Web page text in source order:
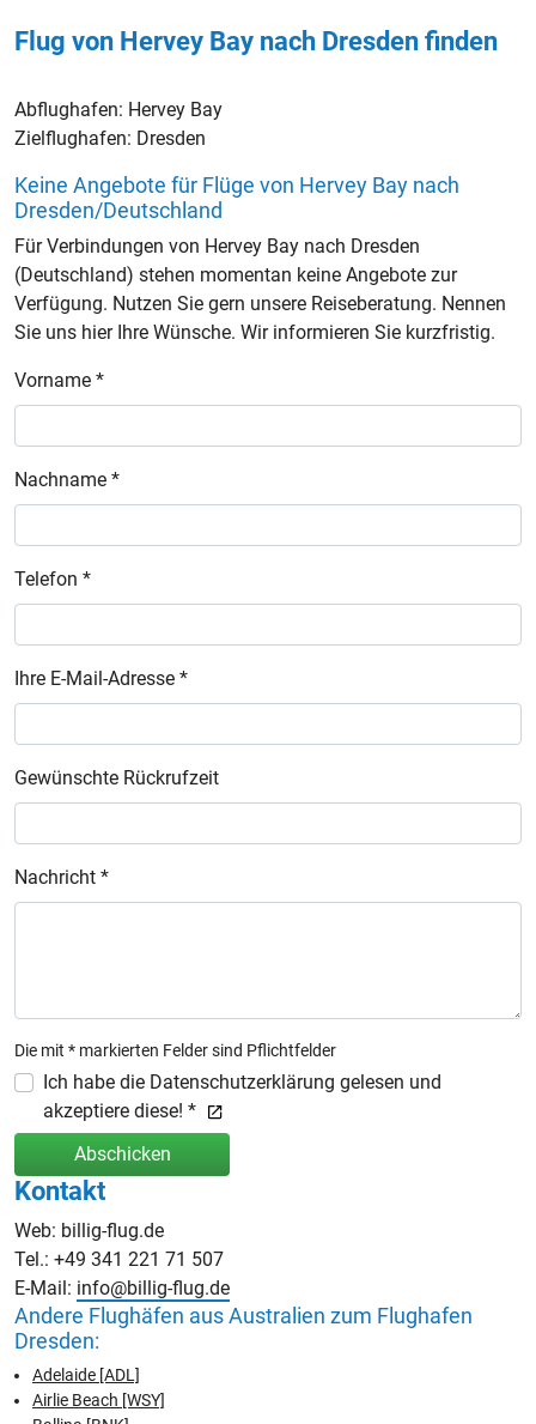
Flug von Hervey Bay nach Dresden finden
Abflughafen: Hervey Bay
Zielflughafen: Dresden
Keine Angebote für Flüge von Hervey Bay nach
Dresden/Deutschland
Für Verbindungen von Hervey Bay nach Dresden
(Deutschland) stehen momentan keine Angebote zur
Verfügung. Nutzen Sie gern unsere Reiseberatung. Nennen
Sie uns hier Ihre Wünsche. Wir informieren Sie kurzfristig.
Vorname *
Nachname *
Telefon *
Ihre E-Mail-Adresse *
Gewünschte Rückrufzeit
Nachricht *
Die mit * markierten Felder sind Pflichtfelder
Ich habe die Datenschutzerklärung gelesen und
akzeptiere diese! *
Abschicken
Kontakt
Web: billig-flug.de
Tel.: +49 341 221 71 507
E-Mail: info@billig-flug.de
Andere Flughäfen aus Australien zum Flughafen
Dresden:
Adelaide [ADL]
Airlie Beach [WSY]